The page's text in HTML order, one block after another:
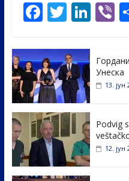
F
e
b
o
o
k
T
itt
er
Li
e
dI
Унеска
13. јун
Podvig
12. јун